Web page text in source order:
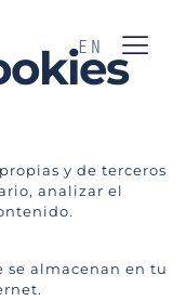
EN
y de terceros
analizar el
se almacenan en tu